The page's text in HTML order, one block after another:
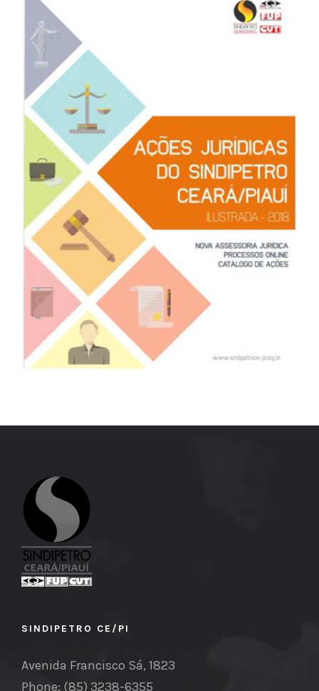
SINDIPETRO CE/PI
Avenida Francisco Sá, 1823
Phone: (85) 3238-6355